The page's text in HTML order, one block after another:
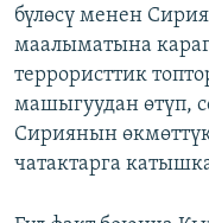
бүлөсү менен
маалыматына
террористтик
машыгуудан өтүп,
Сириянын
чатактарга